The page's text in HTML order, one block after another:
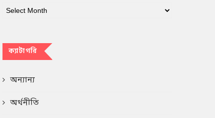
ক্যাটাগরি
অন্যান্য
অর্থনীতি